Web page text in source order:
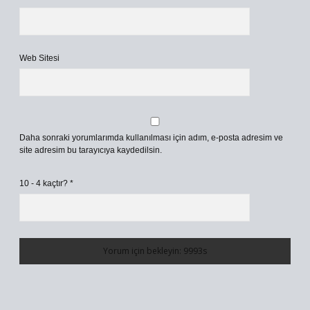
Web Sitesi
Daha sonraki yorumlarımda kullanılması için adım, e-posta adresim ve
site adresim bu tarayıcıya kaydedilsin.
10 - 4 kaçtır? *